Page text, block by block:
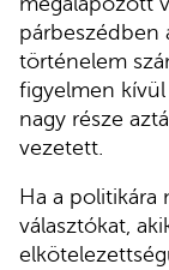
párbeszédben
történelem
figyelmen
nagy része
vezetett.
Ha a
választókat,